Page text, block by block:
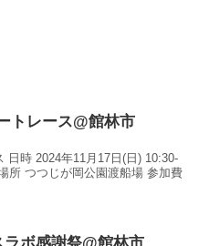
トレース@館林市
日時 2024年11月17日(日) 10:30-
所 つつじが岡公園渡船場 参加費